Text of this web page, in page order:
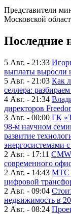
Представители
Московской
Последние
5 Авг. - 21:33
выплаты выросли
5 Авг. - 21:03 Как
селлера:
4 Авг. - 21:34
директоров
3 Авг. - 00:00 ГК
98-м научном
развитие
энергосистемами
2 Авг. - 17:11
современного
2 Авг. - 14:43 МТС
цифровой
2 Авг. - 09:04
недвижимость в
2 Авг. - 08:24